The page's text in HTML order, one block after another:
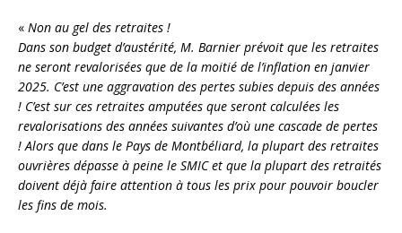
« Non au gel des retraites !
Dans son budget d’austérité, M. Barnier prévoit que les retraites
ne seront revalorisées que de la moitié de l’inflation en janvier
2025. C’est une aggravation des pertes subies depuis des années
! C’est sur ces retraites amputées que seront calculées les
revalorisations des années suivantes d’où une cascade de pertes
! Alors que dans le Pays de Montbéliard, la plupart des retraites
ouvrières dépasse à peine le SMIC et que la plupart des retraités
doivent déjà faire attention à tous les prix pour pouvoir boucler
les fins de mois.